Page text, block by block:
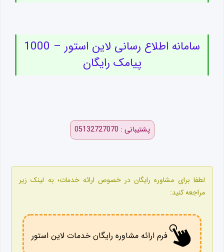
سامانه اطلاع رسانی لاین استور – 1000
پیامک رایگان
پشتیبانی : 05132727070
لطفا برای مشاوره رایگان در خصوص ارائه خدمات؛ به لینک زیر
مراجعه کنید:
فرم ارائه مشاوره رایگان خدمات لاین استور